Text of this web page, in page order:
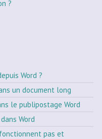
?
Word ?
un document long
le publipostage Word
Word
pas et